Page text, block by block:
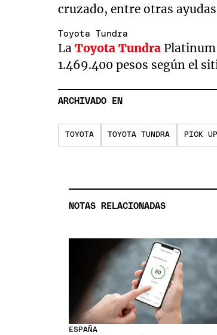
cruzado, entre otras
Toyota Tundra
LaToyota Tundra
1.469.400 pesos según el
ARCHIVADO EN
TOYOTA TOYOTA TUNDRA PICK UP
NOTAS RELACIONADAS
ESPAÑA